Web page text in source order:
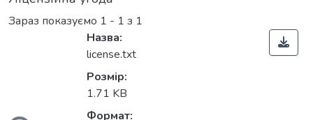
Зараз показуємо 1 - 1 з 1
Назва:
license.txt
Розмір:
1.71 KB
Формат: